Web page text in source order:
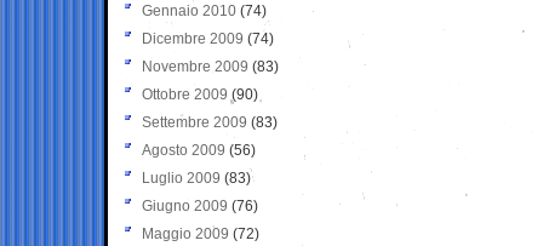
Gennaio 2010 (74)
Dicembre 2009 (74)
Novembre 2009 (83)
Ottobre 2009 (90)
Settembre 2009 (83)
Agosto 2009 (56)
Luglio 2009 (83)
Giugno 2009 (76)
Maggio 2009 (72)